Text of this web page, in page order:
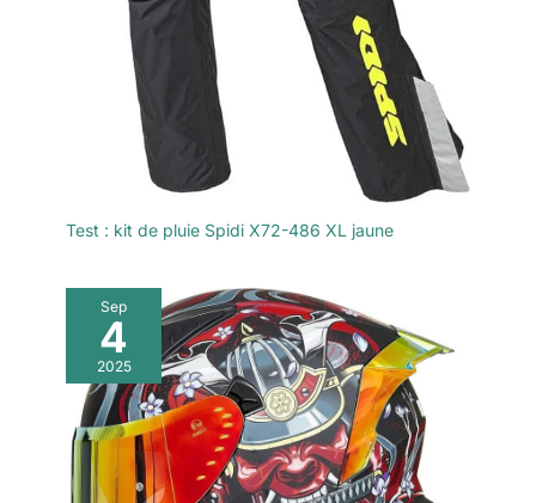
Test : kit de pluie Spidi X72-486 XL jaune
Sep
4
2025